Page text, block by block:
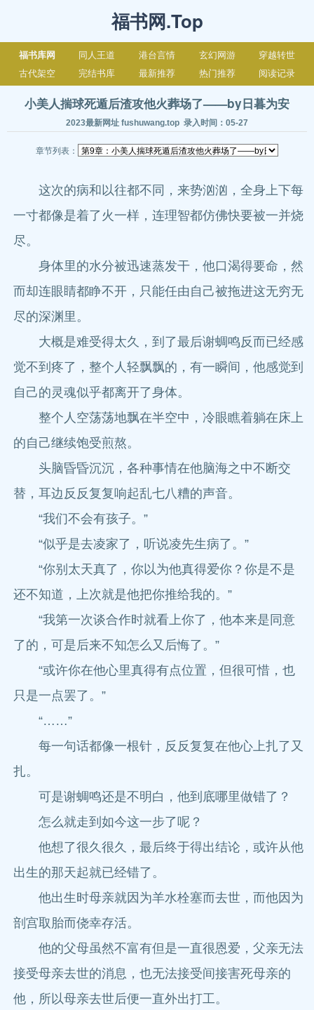
福书网.Top
福书库网 同人王道 港台言情 玄幻网游
穿越转世
古代架空
完结书库 最新推荐 热门推荐 阅读记录
小美人揣球死遁后渣攻他火葬场了——by日暮为安
2023最新网址 fushuwang.top 录入时间：05-27
章节列表：
这次的病和以往都不同，来势汹汹，全身上下每
一寸都像是着了火一样，连理智都仿佛快要被一并烧
尽。
身体里的水分被迅速蒸发干，他口渴得要命，然
而却连眼睛都睁不开，只能任由自己被拖进这无穷无
尽的深渊里。
大概是难受得太久，到了最后谢蜩鸣反而已经感
觉不到疼了，整个人轻飘飘的，有一瞬间，他感觉到
自己的灵魂似乎都离开了身体。
整个人空荡荡地飘在半空中，冷眼瞧着躺在床上
的自己继续饱受煎熬。
头脑昏昏沉沉，各种事情在他脑海之中不断交
替，耳边反反复复响起乱七八糟的声音。
“我们不会有孩子。”
“似乎是去凌家了，听说凌先生病了。”
“你别太天真了，你以为他真得爱你？你是不是
还不知道，上次就是他把你推给我的。”
“我第一次谈合作时就看上你了，他本来是同意
了的，可是后来不知怎么又后悔了。”
“或许你在他心里真得有点位置，但很可惜，也
只是一点罢了。”
“……”
每一句话都像一根针，反反复复在他心上扎了又
扎。
可是谢蜩鸣还是不明白，他到底哪里做错了？
怎么就走到如今这一步了呢？
他想了很久很久，最后终于得出结论，或许从他
出生的那天起就已经错了。
他出生时母亲就因为羊水栓塞而去世，而他因为
剖宫取胎而侥幸存活。
他的父母虽然不富有但是一直很恩爱，父亲无法
接受母亲去世的消息，也无法接受间接害死母亲的
他，所以母亲去世后便一直外出打工。